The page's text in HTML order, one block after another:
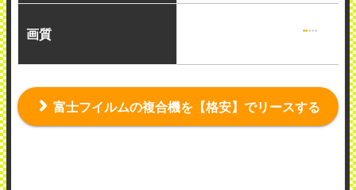
画質
富士フイルムの複合機を【格安】でリースする